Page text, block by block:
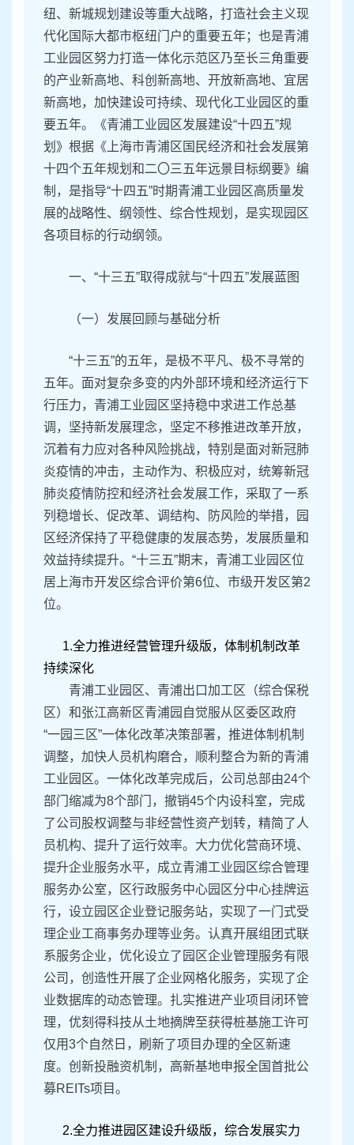
纽、新城规划建设等重大战略，打造社会主义现
代化国际大都市枢纽门户的重要五年；也是青浦
工业园区努力打造一体化示范区乃至长三角重要
的产业新高地、科创新高地、开放新高地、宜居
新高地，加快建设可持续、现代化工业园区的重
要五年。《青浦工业园区发展建设“十四五”规
划》根据《上海市青浦区国民经济和社会发展第
十四个五年规划和二〇三五年远景目标纲要》编
制，是指导“十四五”时期青浦工业园区高质量发
展的战略性、纲领性、综合性规划，是实现园区
各项目标的行动纲领。
一、“十三五”取得成就与“十四五”发展蓝图
（一）发展回顾与基础分析
“十三五”的五年，是极不平凡、极不寻常的
五年。面对复杂多变的内外部环境和经济运行下
行压力，青浦工业园区坚持稳中求进工作总基
调，坚持新发展理念，坚定不移推进改革开放，
沉着有力应对各种风险挑战，特别是面对新冠肺
炎疫情的冲击，主动作为、积极应对，统筹新冠
肺炎疫情防控和经济社会发展工作，采取了一系
列稳增长、促改革、调结构、防风险的举措，园
区经济保持了平稳健康的发展态势，发展质量和
效益持续提升。“十三五”期末，青浦工业园区位
居上海市开发区综合评价第6位、市级开发区第2
位。
1.全力推进经营管理升级版，体制机制改革
持续深化
青浦工业园区、青浦出口加工区（综合保税
区）和张江高新区青浦园自觉服从区委区政府
“一园三区”一体化改革决策部署，推进体制机制
调整，加快人员机构磨合，顺利整合为新的青浦
工业园区。一体化改革完成后，公司总部由24个
部门缩减为8个部门，撤销45个内设科室，完成
了公司股权调整与非经营性资产划转，精简了人
员机构、提升了运行效率。大力优化营商环境、
提升企业服务水平，成立青浦工业园区综合管理
服务办公室，区行政服务中心园区分中心挂牌运
行，设立园区企业登记服务站，实现了一门式受
理企业工商事务办理等业务。认真开展组团式联
系服务企业，优化设立了园区企业管理服务有限
公司，创造性开展了企业网格化服务，实现了企
业数据库的动态管理。扎实推进产业项目闭环管
理，优刻得科技从土地摘牌至获得桩基施工许可
仅用3个自然日，刷新了项目办理的全区新速
度。创新投融资机制，高新基地申报全国首批公
募REITs项目。
2.全力推进园区建设升级版，综合发展实力